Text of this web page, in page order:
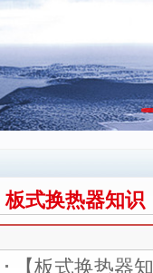
板式换热器知识
【板式换热器